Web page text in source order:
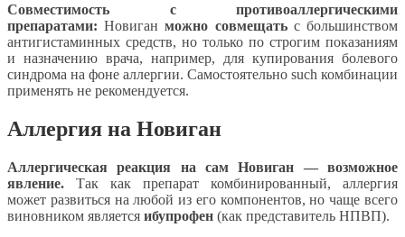
Совместимость с противоаллергическими
препаратами: Новиганможно совмещатьс большинством
антигистаминных средств, но только по строгим показаниям
и назначению врача, например, для купирования болевого
синдрома на фоне аллергии. Самостоятельно such комбинации
применять не рекомендуется.
Аллергия на Новиган
Аллергическая реакция на сам Новиган — возможное
явление. Так как препарат комбинированный, аллергия
может развиться на любой из его компонентов, но чаще всего
виновником является ибупрофен (как представитель НПВП).